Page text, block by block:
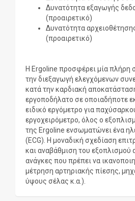
Δυνατότητα εξαγωγής
(προαιρετικό)
Δυνατότητα
(προαιρετικό)
Η Ergoline προσφέρει μία πλήρη
την διεξαγωγή ελεγχόμενων
κατά την καρδιακή
εργοποδήλατο σε οποιαδήποτε
ειδικό εργόμετρο για
εργοχειρόμετρο, όλος ο
της Ergoline ενσωματώνει ένα
(ECG). Η μοναδική σχεδίαση
και αναβάθμιση του εξοπλισμού
ανάγκες που πρέπει να
μέτρηση αρτηριακής πίεσης,
ύψους σέλας κ.α.).